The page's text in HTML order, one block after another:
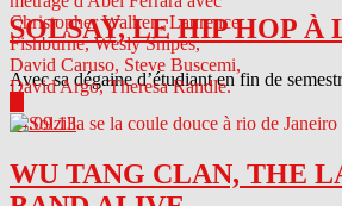
SOLSAY, LE HIP HOP À
Avec sa dégaine d’étudiant en fin de
04.09.13
WU TANG CLAN, THE